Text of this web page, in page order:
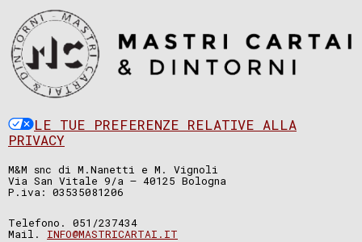
LE TUE PREFERENZE RELATIVE ALLA
PRIVACY
M&M snc di M.Nanetti e M. Vignoli
Via San Vitale 9/a – 40125 Bologna
P.iva: 03535081206
Telefono. 051/237434
Mail. INFO@MASTRICARTAI.IT